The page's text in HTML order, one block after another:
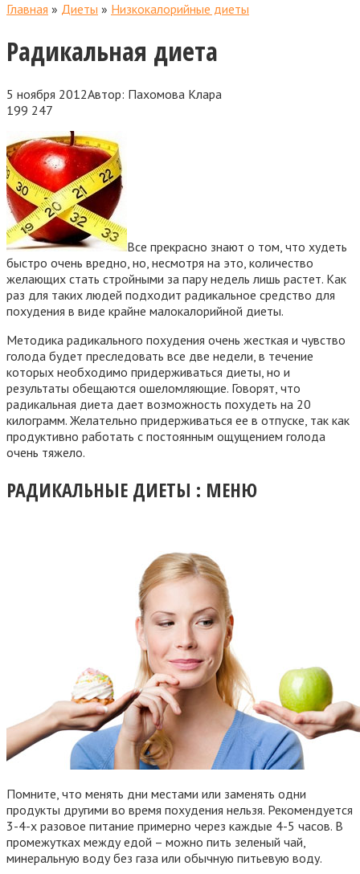
Главная » Диеты » Низкокалорийные диеты
Радикальная диета
5 ноября 2012Автор: Пахомова Клара
199 247
Все прекрасно знают о том, что худеть
быстро очень вредно, но, несмотря на это, количество
желающих стать стройными за пару недель лишь растет. Как
раз для таких людей подходит радикальное средство для
похудения в виде крайне малокалорийной диеты.
Методика радикального похудения очень жесткая и чувство
голода будет преследовать все две недели, в течение
которых необходимо придерживаться диеты, но и
результаты обещаются ошеломляющие. Говорят, что
радикальная диета дает возможность похудеть на 20
килограмм. Желательно придерживаться ее в отпуске, так как
продуктивно работать с постоянным ощущением голода
очень тяжело.
РАДИКАЛЬНЫЕ ДИЕТЫ : МЕНЮ
Помните, что менять дни местами или заменять одни
продукты другими во время похудения нельзя. Рекомендуется
3-4-х разовое питание примерно через каждые 4-5 часов. В
промежутках между едой – можно пить зеленый чай,
минеральную воду без газа или обычную питьевую воду.